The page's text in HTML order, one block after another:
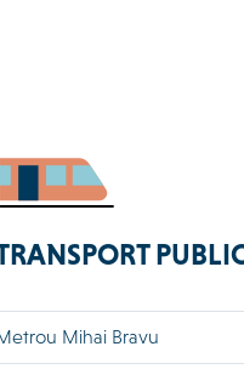
Mihai Bravu